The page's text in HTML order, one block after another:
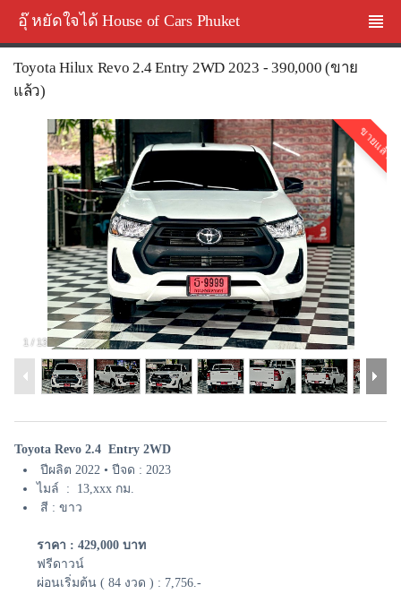
อุ๊ หยัดใจได้ House of Cars Phuket
Toyota Hilux Revo 2.4 Entry 2WD 2023 - 390,000 (ขาย
แล้ว)
1 / 13
ขายแล้ว
Toyota Revo 2.4 Entry 2WD
ปีผลิต 2022 • ปีจด : 2023
ไมล์ : 13,xxx กม.
สี : ขาว
ราคา : 429,000 บาท
ฟรีดาวน์
ผ่อนเริ่มต้น ( 84 งวด ) : 7,756.-